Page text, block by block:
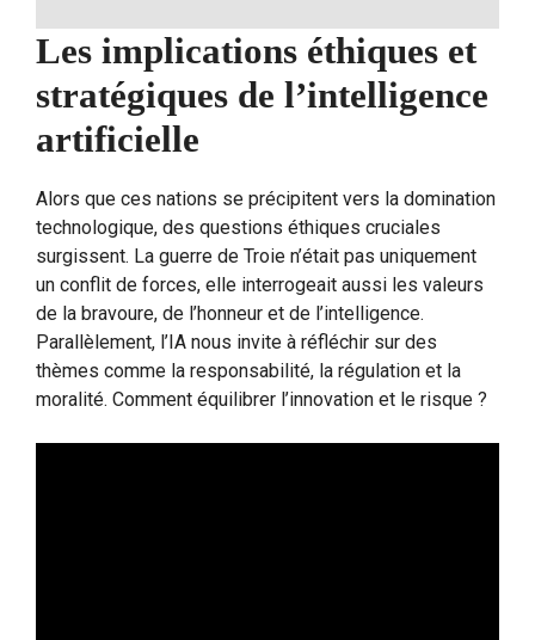
Les implications éthiques et
stratégiques de l’intelligence
artificielle
Alors que ces nations se précipitent vers la domination
technologique, des questions éthiques cruciales
surgissent. La guerre de Troie n’était pas uniquement
un conflit de forces, elle interrogeait aussi les valeurs
de la bravoure, de l’honneur et de l’intelligence.
Parallèlement, l’IA nous invite à réfléchir sur des
thèmes comme la responsabilité, la régulation et la
moralité. Comment équilibrer l’innovation et le risque ?